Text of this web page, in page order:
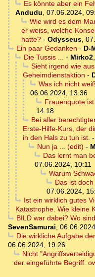
Es könnte aber ein
Andudu, 07.06.2024,
Wie wird es dem
er weiss, welche
hatte? - Odysseus,
Ein paar Gedanken - D-
Die Tussis ... - Mirko2,
Sieht irgend wie
Geheimdienstaktion -
Was ich nicht
06.06.2024, 13:36
Frauenquote
14:18
Bei aller
Erste-Hilfe-Kurs, der
in den Hals zu tun ist. -
Nun ja ... (edit) -
Das lernt man
07.06.2024, 10:11
Warum
Das ist
07.06.2024,
Ist ein wirklich gutes
Katastrophe. Wie kleine
BILD war dabei? Wo
SevenSamurai,
Die wirkliche Aufgabe
06.06.2024, 19:26
Nicht
der eingeführte Begriff.